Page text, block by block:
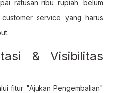
ratusan ribu rupiah, belum
service yang harus
& Visibilitas
fitur "Ajukan Pengembalian"